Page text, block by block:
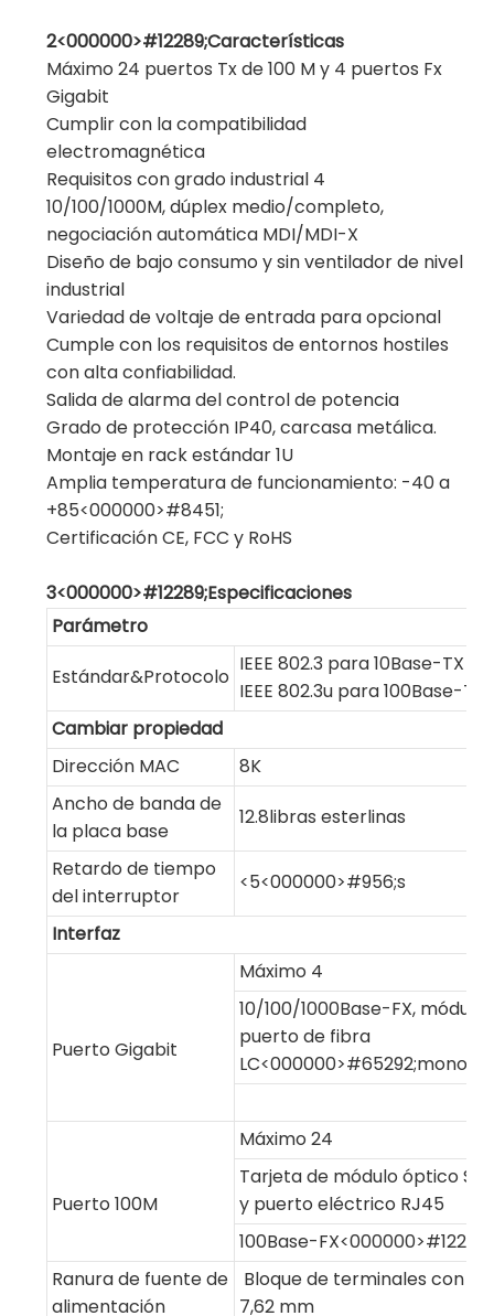
2<000000>#12289;Características
Máximo 24 puertos Tx de 100 M y 4 puertos Fx
Gigabit
Cumplir con la compatibilidad
electromagnética
Requisitos con grado industrial 4
10/100/1000M, dúplex medio/completo,
negociación automática MDI/MDI-X
Diseño de bajo consumo y sin ventilador de nivel
industrial
Variedad de voltaje de entrada para opcional
Cumple con los requisitos de entornos hostiles
con alta confiabilidad.
Salida de alarma del control de potencia
Grado de protección IP40, carcasa metálica.
Montaje en rack estándar 1U
Amplia temperatura de funcionamiento: -40 a
+85<000000>#8451;
Certificación CE, FCC y RoHS
3<000000>#12289;Especificaciones
Parámetro
Estándar&Protocolo
IEEE 802.3 para 10Base-TX
IEEE 802.3u para 100Base-TX
Cambiar propiedad
Dirección MAC
8K
Ancho de banda de
la placa base
12.8libras esterlinas
Retardo de tiempo
del interruptor
<5<000000>#956;s
Interfaz
Puerto Gigabit
Máximo 4
10/100/1000Base-FX, módulo
puerto de fibra
Puerto 100M
Máximo 24
Tarjeta de módulo óptico
y puerto eléctrico RJ45
100Base-
Ranura de fuente de
alimentación
Bloque de terminales con
7,62 mm